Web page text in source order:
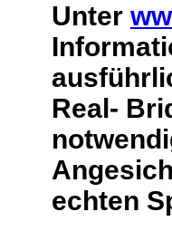
Unter
Real-
echten